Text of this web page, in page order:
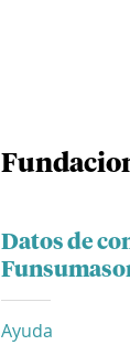
Datos de
Ayuda